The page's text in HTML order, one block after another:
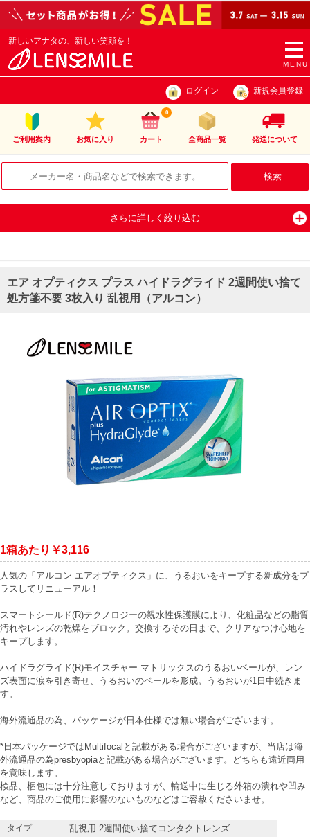
MENU
新しいアナタの、新しい笑顔を！
ログイン 新規会員登録
ご利用案内 お気に入り カート
0
全商品一覧 発送について
さらに詳しく絞り込む
エア オプティクス プラス ハイドラグライド 2週間使い捨て
処方箋不要 3枚入り 乱視用（アルコン）
1箱あたり￥3,116
人気の「アルコン エアオプティクス」に、うるおいをキープする新成分をプ
ラスしてリニューアル！
スマートシールド(R)テクノロジーの親水性保護膜により、化粧品などの脂質
汚れやレンズの乾燥をブロック。交換するその日まで、クリアなつけ心地を
キープします。
ハイドラグライド(R)モイスチャー マトリックスのうるおいベールが、レン
ズ表面に涙を引き寄せ、うるおいのベールを形成。うるおいが1日中続きま
す。
海外流通品の為、パッケージが日本仕様では無い場合がございます。
*日本パッケージではMultifocalと記載がある場合がございますが、当店は海
外流通品の為presbyopiaと記載がある場合がございます。どちらも遠近両用
を意味します。
検品、梱包には十分注意しておりますが、輸送中に生じる外箱の潰れや凹み
など、商品のご使用に影響のないものなどはご容赦くださいませ。
タイプ 乱視用 2週間使い捨てコンタクトレンズ